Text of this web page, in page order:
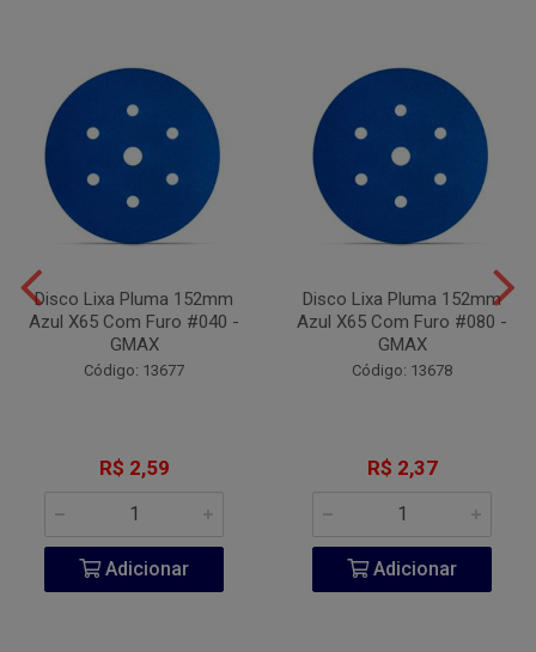
Disco Lixa Pluma 152mm
Azul X65 Com Furo #040 -
GMAX
Código: 13677
R$ 2,59
Adicionar
Disco Lixa Pluma 152mm
Azul X65 Com Furo #080 -
GMAX
Código: 13678
R$ 2,37
Adicionar